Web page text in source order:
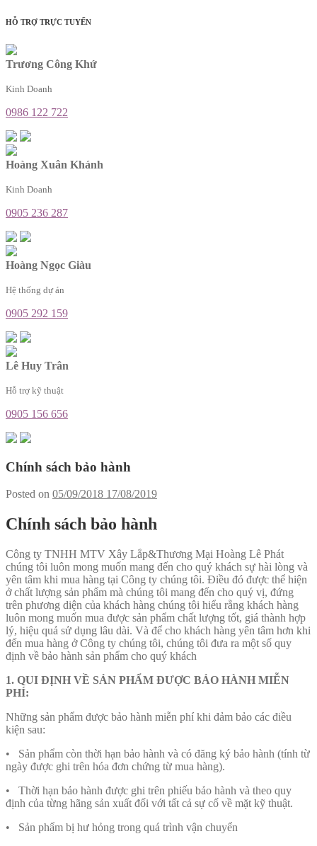
HỖ TRỢ TRỰC TUYẾN
Trương Công Khứ
Kinh Doanh
0986 122 722
Hoàng Xuân Khánh
Kinh Doanh
0905 236 287
Hoàng Ngọc Giàu
Hệ thống dự án
0905 292 159
Lê Huy Trân
Hỗ trợ kỹ thuật
0905 156 656
Chính sách bảo hành
Posted on 05/09/2018 17/08/2019
Chính sách bảo hành
Công ty TNHH MTV Xây Lắp&Thương Mại Hoàng Lê Phát
chúng tôi luôn mong muốn mang đến cho quý khách sự hài lòng và
yên tâm khi mua hàng tại Công ty chúng tôi. Điều đó được thể hiện
ở chất lượng sản phẩm mà chúng tôi mang đến cho quý vị, đứng
trên phương diện của khách hàng chúng tôi hiểu rằng khách hàng
luôn mong muốn mua được sản phẩm chất lượng tốt, giá thành hợp
lý, hiệu quả sử dụng lâu dài. Và để cho khách hàng yên tâm hơn khi
đến mua hàng ở Công ty chúng tôi, chúng tôi đưa ra một số quy
định về bảo hành sản phẩm cho quý khách
1. QUI ĐỊNH VỀ SẢN PHẨM ĐƯỢC BẢO HÀNH MIỄN
PHÍ:
Những sản phẩm được bảo hành miễn phí khi đảm bảo các điều
kiện sau:
• Sản phẩm còn thời hạn bảo hành và có đăng ký bảo hành (tính từ
ngày được ghi trên hóa đơn chứng từ mua hàng).
• Thời hạn bảo hành được ghi trên phiếu bảo hành và theo quy
định của từng hãng sản xuất đối với tất cả sự cố về mặt kỹ thuật.
• Sản phẩm bị hư hỏng trong quá trình vận chuyển